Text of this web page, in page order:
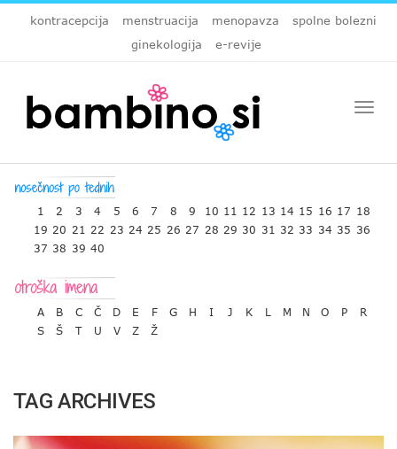
kontracepcija menstruacija menopavza
spolne bolezni
ginekologija
e-revije
1 2 3 4 5 6 7 8 9 10 11 12 13 14 15 16 17 18
19 20 21 22 23 24 25 26 27 28 29 30 31 32 33 34 35 36
37 38 39 40
A B C Č D E F G H I J K L M N O P
R
S
Š T U V Z Ž
TAG ARCHIVES